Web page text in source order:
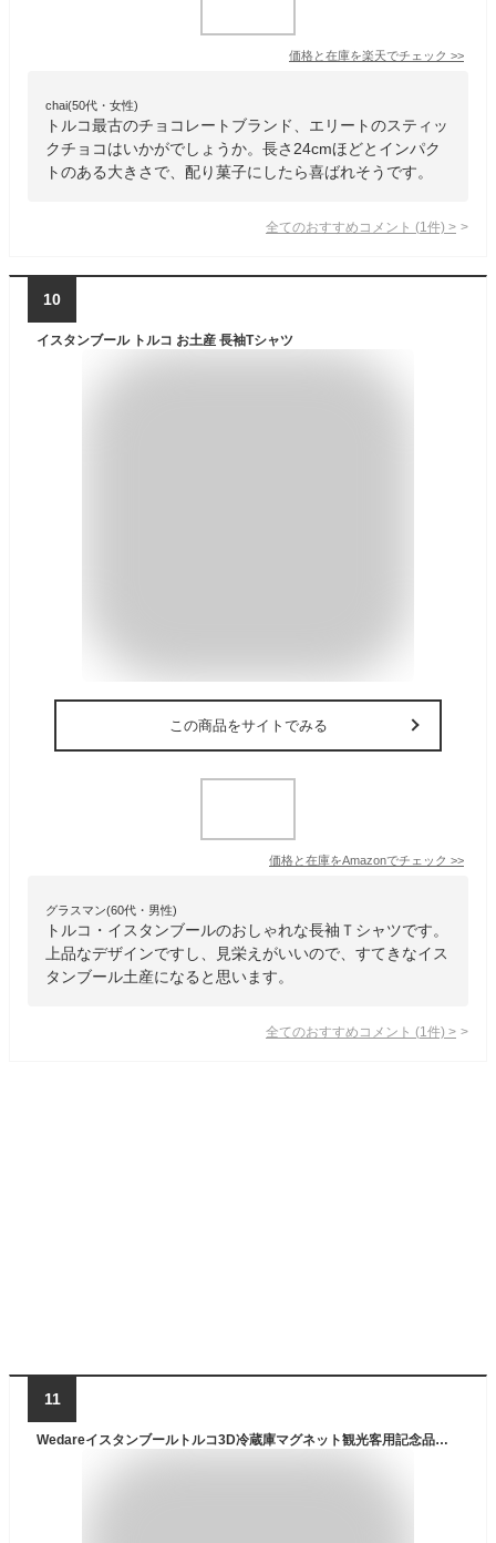
価格と在庫を楽天でチェック >>
chai(50代・女性)
トルコ最古のチョコレートブランド、エリートのスティッ
クチョコはいかがでしょうか。長さ24cmほどとインパク
トのある大きさで、配り菓子にしたら喜ばれそうです。
全てのおすすめコメント (1 件) >
10
イスタンブール トルコ お土産 長袖Tシャツ
この商品をサイトでみる
価格と在庫をAmazonでチェック >>
グラスマン(60代・男性)
トルコ・イスタンブールのおしゃれな長袖Ｔシャツです。
上品なデザインですし、見栄えがいいので、すてきなイス
タンブール土産になると思います。
全てのおすすめコメント (1 件) >
11
Wedareイスタンブールトルコ3D冷蔵庫マグネット観光客用記念品樹脂磁気ステッカー冷蔵庫用マグネットホーム＆キッチンの装飾中国から